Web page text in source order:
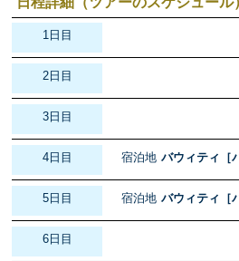
1日目
2日目
3日目
4日目 宿泊地 バウィティ［
5日目 宿泊地 バウィティ［
6日目